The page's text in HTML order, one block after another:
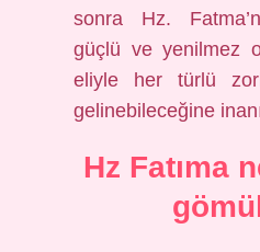
sonra Hz.
güçlü ve yenilmez
eliyle her türlü
gelinebileceğine
Hz Fatıma